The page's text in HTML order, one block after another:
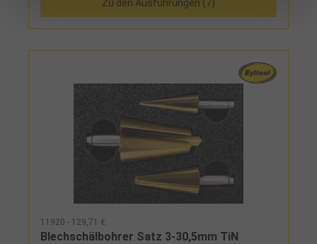
Zu den Ausführungen (7)
11920 - 129,71 €
Blechschälbohrer Satz 3-30,5mm TiN